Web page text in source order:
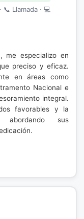
📞 Llamada · 💻
me especializo en
preciso y eficaz.
en áreas como
Nacional e
integral.
favorables y la
sus